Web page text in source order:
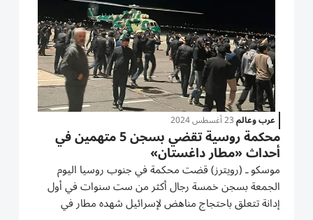
عرب وعالم23 أغسطس 2024
محكمة روسية تقضي بسجن 5 متهمين في
أحداث «مطار داغستان»
موسكو ـ (رويترز) قضت محكمة في جنوب روسيا اليوم
الجمعة بسجن خمسة رجال أكثر من ست سنوات في أول
إدانة تتعلق باحتجاج مناهض لإسرائيل شهده مطار في